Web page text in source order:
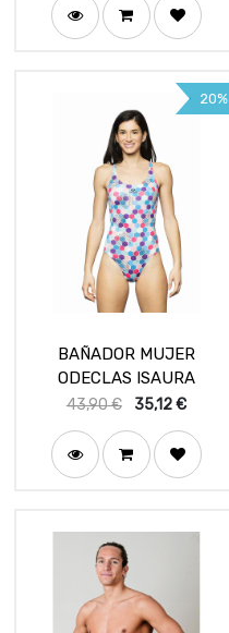
20%
BAÑADOR MUJER
ODECLAS ISAURA
43,90€ 35,12€